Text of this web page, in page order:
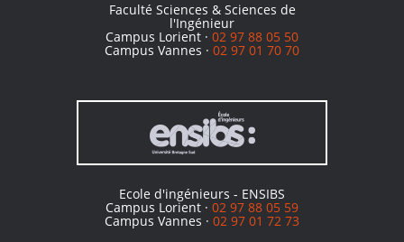
Faculté Sciences & Sciences de
l'Ingénieur
Campus Lorient · 02 97 88 05 50
Campus Vannes · 02 97 01 70 70
Ecole d'ingénieurs - ENSIBS
Campus Lorient · 02 97 88 05 59
Campus Vannes · 02 97 01 72 73